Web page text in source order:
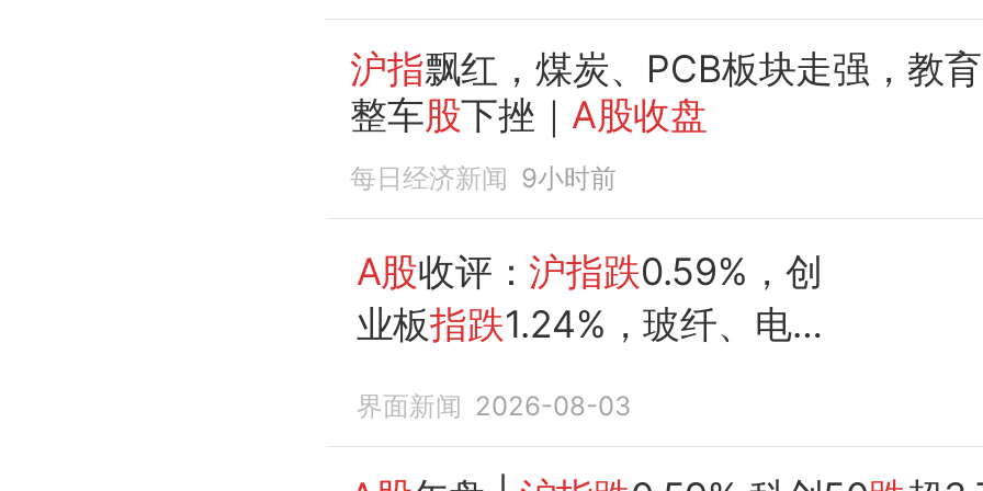
沪指飘红，煤炭、PCB板块走强，教
整车股下挫｜ A股收盘
每日经济新闻 9小时前
A股收评：沪指跌0.59%，创
业板指跌1.24%，玻纤、电子
界面新闻 2026-08-03